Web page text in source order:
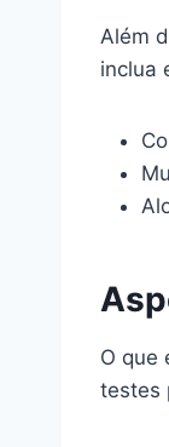
Além
inclua
O que
testes